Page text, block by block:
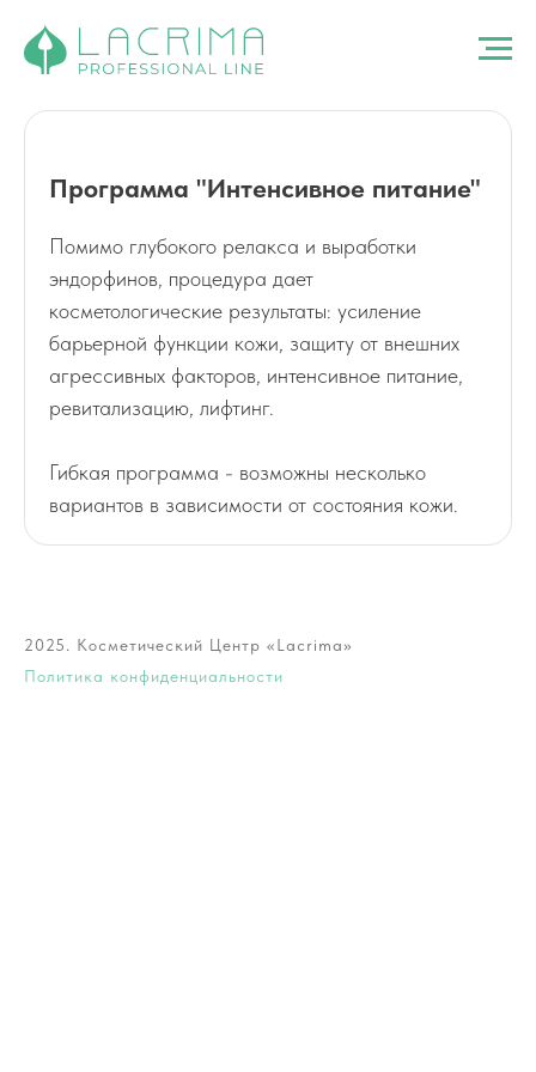
Программа "Интенсивное питание"
Помимо глубокого релакса и выработки
эндорфинов, процедура дает
косметологические результаты: усиление
барьерной функции кожи, защиту от внешних
агрессивных факторов, интенсивное питание,
ревитализацию, лифтинг.
Гибкая программа - возможны несколько
вариантов в зависимости от состояния кожи.
2025. Косметический Центр «Lacrima»
Политика конфиденциальности